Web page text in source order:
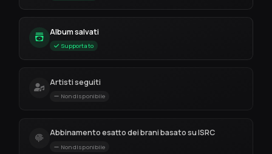
Album salvati
Supportato
Artisti seguiti
Non disponibile
Abbinamento esatto dei brani basato su ISRC
Non disponibile